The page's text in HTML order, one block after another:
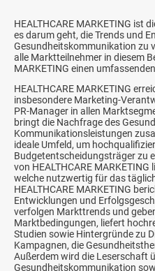
HEALTHCARE MARKETING ist
es darum geht, die Trends und
Gesundheitskommunikation zu
alle Marktteilnehmer in diesem
MARKETING einen
HEALTHCARE MARKETING
insbesondere Marketing-
PR-Manager in allen
bringt die Nachfrage des
Kommunikationsleistungen
ideale Umfeld, um
Budgetentscheidungsträger zu
von HEALTHCARE
welche nutzwertig für das
HEALTHCARE MARKETING
Entwicklungen und
verfolgen Markttrends und
Marktbedingungen, liefert
Studien sowie Hintergründe zu
Kampagnen, die
Außerdem wird die Leserschaft
Gesundheitskommunikation